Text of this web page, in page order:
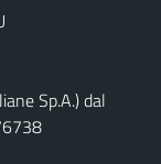
Sp.A.) dal